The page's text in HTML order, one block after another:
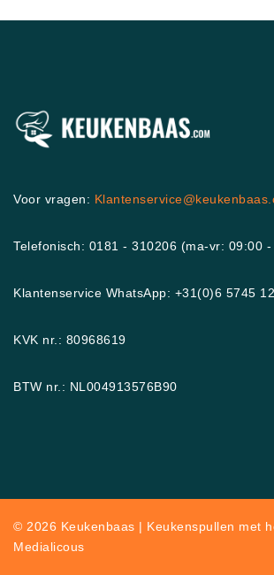
Voor vragen:
Telefonisch: 0181 - 310206 (ma-vr: 09:00 -
Klantenservice WhatsApp: +31(0)6 5745
KVK nr.: 80968619
BTW nr.: NL004913576B90
© 2026 Keukenbaas | Keukenspullen met
Medialicous